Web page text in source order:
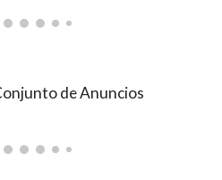
de Anuncios